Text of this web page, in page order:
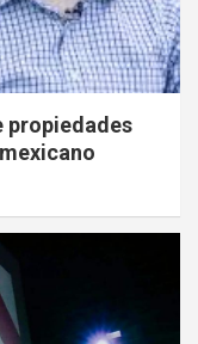
propiedades